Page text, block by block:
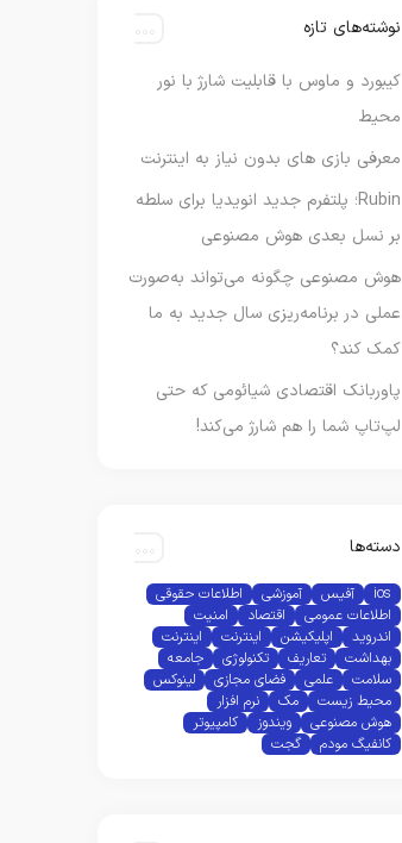
نوشته‌های تازه
کیبورد و ماوس با قابلیت شارژ با نور
محیط
معرفی بازی های بدون نیاز به اینترنت
Rubin؛ پلتفرم جدید انویدیا برای سلطه
بر نسل بعدی هوش مصنوعی
هوش مصنوعی چگونه می‌تواند به‌صورت
عملی در برنامه‌ریزی سال جدید به ما
کمک کند؟
پاوربانک اقتصادی شیائومی که حتی
لپ‌تاپ شما را هم شارژ می‌کند!
دسته‌ها
ios آفیس آموزشی
اطلاعات حقوقی
اطلاعات عمومی
اقتصاد
امنیت
اندروید
اپلیکیشن اینترنت
اینترنت
بهداشت
تعاریف تکنولوژی
جامعه
سلامت
علمی فضای مجازی
لینوکس
محیط زیست
مک
نرم افزار
هوش مصنوعی
ویندوز
کامپیوتر
کانفیگ مودم
گجت